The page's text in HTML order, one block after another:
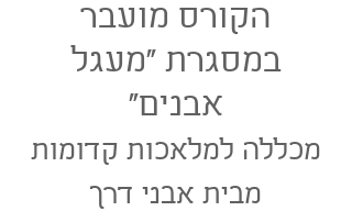
הקורס מועבר
במסגרת "מעגל
אבנים"
מכללה למלאכות קדומות
מבית אבני דרך